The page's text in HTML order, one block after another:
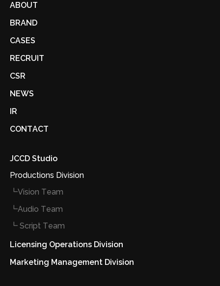
ABOUT
BRAND
CASES
RECRUIT
CSR
NEWS
IR
CONTACT
JCCD Studio
Productions Division
┗Vision Team
┗Audio Team
┗ Script Team
Licensing Operations Division
Marketing Management Division